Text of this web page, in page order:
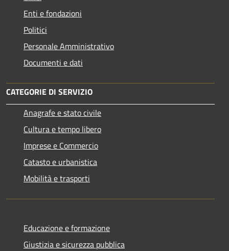
Enti e fondazioni
Politici
Personale Amministrativo
Documenti e dati
CATEGORIE DI SERVIZIO
Anagrafe e stato civile
Cultura e tempo libero
Imprese e Commercio
Catasto e urbanistica
Mobilità e trasporti
Educazione e formazione
Giustizia e sicurezza pubblica